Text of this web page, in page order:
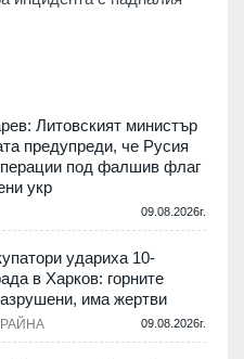
Литовският министър
предупреди, че Русия
под фалшив флаг
укр
09.08.2026г.
удариха 10-
в Харков: горните
има жертви
09.08.2026г.